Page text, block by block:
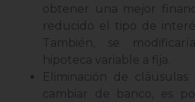
obtener una mejor
reducido el tipo de
También, se
hipoteca variable a fija.
Eliminación de cláusulas
cambiar de banco, es